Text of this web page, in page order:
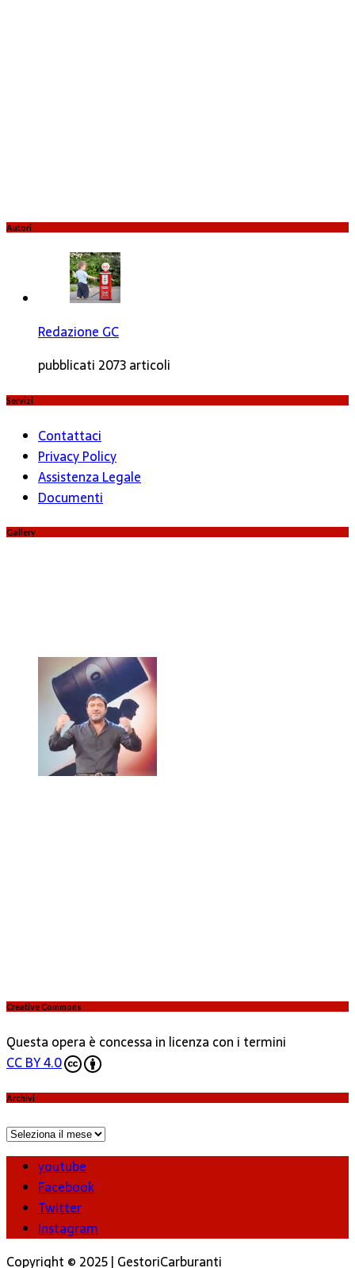
Autori
Redazione GC
pubblicati 2073 articoli
Servizi
Contattaci
Privacy Policy
Assistenza Legale
Documenti
Gallery
Creative Commons
Questa opera è concessa in licenza con i termini
CC BY 4.0
Archivi
Archivi
youtube
Facebook
Twitter
Instagram
Copyright © 2025 | GestoriCarburanti